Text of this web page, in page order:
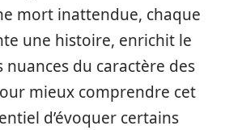
mort inattendue, chaque
une histoire, enrichit le
nuances du caractère des
mieux comprendre cet
d’évoquer certains